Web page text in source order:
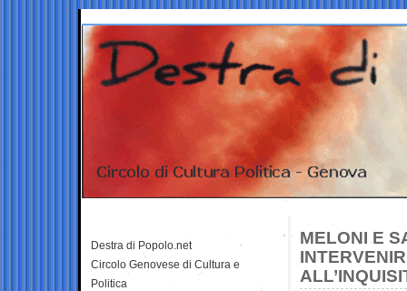
MELONI E
Destra di Popolo.net
Circolo Genovese di Cultura e
Politica